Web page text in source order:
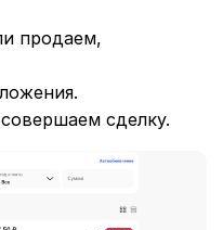
продаем,
сделку.